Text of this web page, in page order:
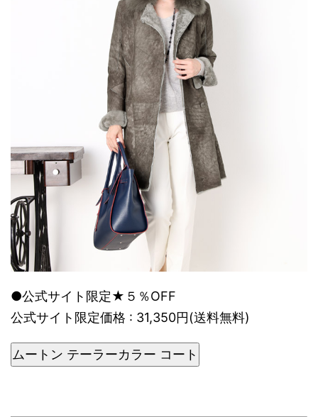
●公式サイト限定★５％OFF
公式サイト限定価格 : 31,350円(送料無料)
ムートン テーラーカラー コート